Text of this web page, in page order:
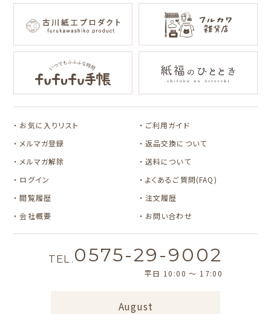
Lipton BEAR'S
TEA STAND
オビワン カリタ
サンリオキャラクタ
ーズ
おやつパーティ
サンリオキャラクタ
ーズ
お気に入りリスト
メルマガ登録
メルマガ解除
ログイン
ご利用ガイド
返品交換について
送料について
よくあるご質問(FAQ)
閲覧履歴
注文履歴
会社概要
お問い合わせ
TEL. 0575-29-9002
平日 10:00 〜 17:00
August